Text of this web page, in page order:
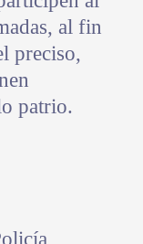
al fin
preciso,
patrio.